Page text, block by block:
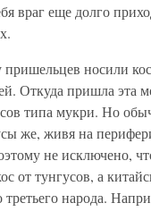
враг еще долго
носили
Откуда пришла эта
типа мукри. Но
же, живя на
не исключено,
от тунгусов, а
народа.